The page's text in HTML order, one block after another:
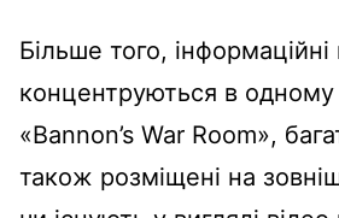
Більше того,
концентруються в одному
«Bannon’s War Room»,
також розміщені на